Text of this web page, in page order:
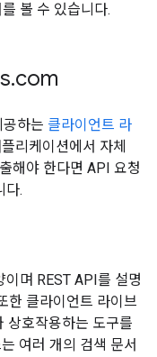
볼 수 있습니다.
.com
하는 클라이언트 라
리케이션에서 자체
해야 한다면 API 요청
다.
며 REST API를 설명
한 클라이언트 라이브
상호작용하는 도구를
여러 개의 검색 문서